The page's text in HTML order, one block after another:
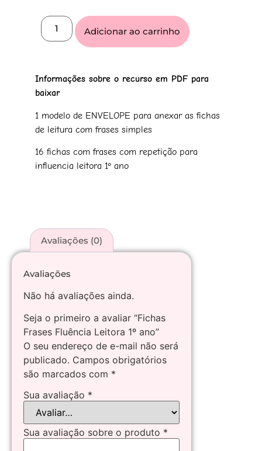
Adicionar ao carrinho
Informações sobre o recurso em PDF para
baixar
1 modelo de ENVELOPE para anexar as fichas
de leitura com frases simples
16 fichas com frases com repetição para
influencia leitora 1º ano
Avaliações (0)
Avaliações
Não há avaliações ainda.
Seja o primeiro a avaliar “Fichas
Frases Fluência Leitora 1º ano”
O seu endereço de e-mail não será
publicado. Campos obrigatórios
são marcados com *
Sua avaliação *
Sua avaliação sobre o produto *